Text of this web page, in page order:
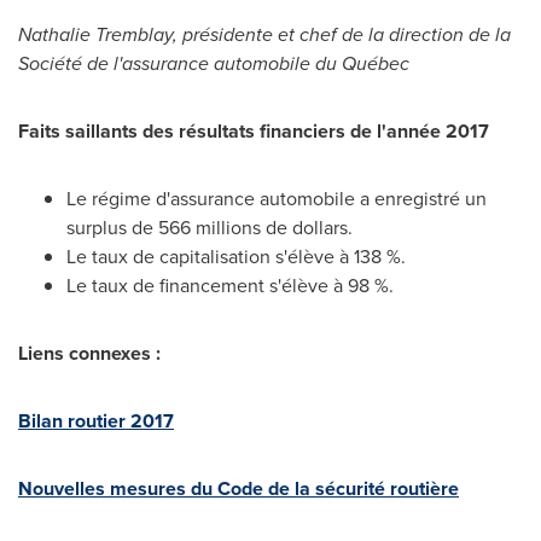
Nathalie Tremblay, présidente et chef de la direction de la
Société de l'assurance automobile du Québec
Faits saillants des résultats financiers de l'année 2017
Le régime d'assurance automobile a enregistré un
surplus de 566 millions de dollars.
Le taux de capitalisation s'élève à 138 %.
Le taux de financement s'élève à 98 %.
Liens connexes :
Bilan routier 2017
Nouvelles mesures du Code de la sécurité routière